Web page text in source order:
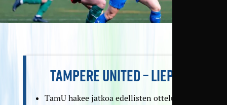
TAMPERE UNITED – LIEPA
TamU hakee jatkoa edellisten otteluiden